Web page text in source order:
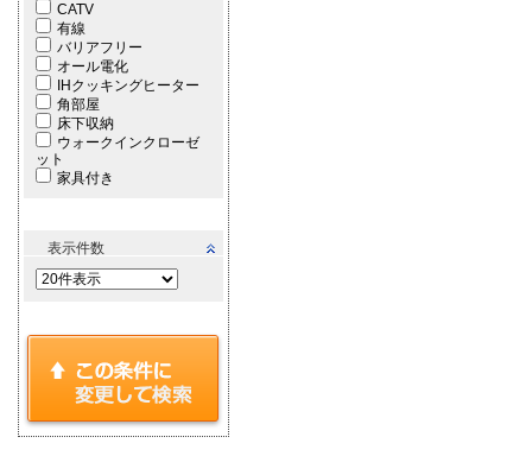
CATV
有線
バリアフリー
オール電化
IHクッキングヒーター
角部屋
床下収納
ウォークインクローゼ
ット
家具付き
表示件数